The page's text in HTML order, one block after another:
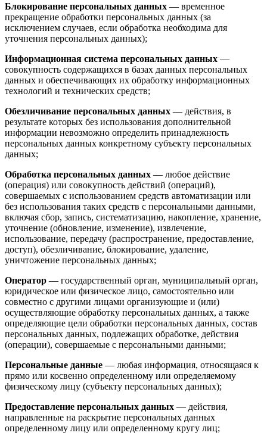
Блокирование персональных данных — временное
прекращение обработки персональных данных (за
исключением случаев, если обработка необходима для
уточнения персональных данных);
Информационная система персональных данных —
совокупность содержащихся в базах данных персональных
данных и обеспечивающих их обработку информационных
технологий и технических средств;
Обезличивание персональных данных — действия, в
результате которых без использования дополнительной
информации невозможно определить принадлежность
персональных данных конкретному субъекту персональных
данных;
Обработка персональных данных — любое действие
(операция) или совокупность действий (операций),
совершаемых с использованием средств автоматизации или
без использования таких средств с персональными данными,
включая сбор, запись, систематизацию, накопление, хранение,
уточнение (обновление, изменение), извлечение,
использование, передачу (распространение, предоставление,
доступ), обезличивание, блокирование, удаление,
уничтожение персональных данных;
Оператор — государственный орган, муниципальный орган,
юридическое или физическое лицо, самостоятельно или
совместно с другими лицами организующие и (или)
осуществляющие обработку персональных данных, а также
определяющие цели обработки персональных данных, состав
персональных данных, подлежащих обработке, действия
(операции), совершаемые с персональными данными;
Персональные данные — любая информация, относящаяся к
прямо или косвенно определенному или определяемому
физическому лицу (субъекту персональных данных);
Предоставление персональных данных — действия,
направленные на раскрытие персональных данных
определенному лицу или определенному кругу лиц;